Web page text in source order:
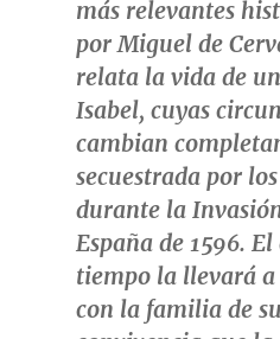
más relevantes
porMiguel de
relata la vida de
Isabel, cuyas
cambian
secuestrada por
durante la
España de 1596.
tiempo la llevará
con la familia de